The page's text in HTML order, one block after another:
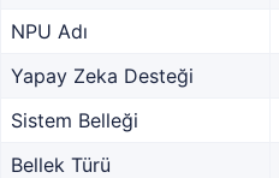
NPU Adı
Yapay Zeka Desteği
Sistem Belleği
Bellek Türü